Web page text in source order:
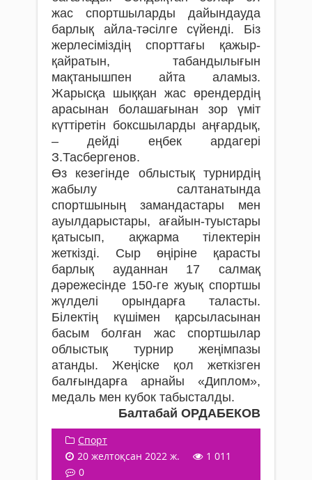
жас спортшыларды дайындауда
барлық айла-тәсілге сүйенді. Біз
жерлесіміздің спорттағы қажыр-
қайратын, табандылығын
мақтанышпен айта аламыз.
Жарысқа шыққан жас өрендердің
арасынан болашағынан зор үміт
күттіретін боксшыларды аңғардық,
– дейді еңбек ардагері
З.Тасбергенов.
Өз кезегінде облыстық турнирдің
жабылу салтанатында
спортшының замандастары мен
ауылдарыстары, ағайын-туыстары
қатысып, ақжарма тілектерін
жеткізді. Сыр өңіріне қарасты
барлық ауданнан 17 салмақ
дәрежесінде 150-ге жуық спортшы
жүлделі орындарға таласты.
Білектің күшімен қарсыласынан
басым болған жас спортшылар
облыстық турнир жеңімпазы
атанды. Жеңіске қол жеткізген
балғындарға арнайы «Диплом»,
медаль мен кубок табысталды.
Балтабай ОРДАБЕКОВ
Спорт
20 желтоқсан 2022 ж.
1 011
0